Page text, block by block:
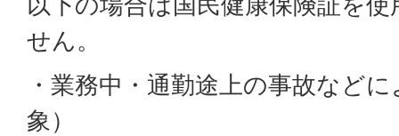
せん。
・業務中・通勤途上の事故など
象）